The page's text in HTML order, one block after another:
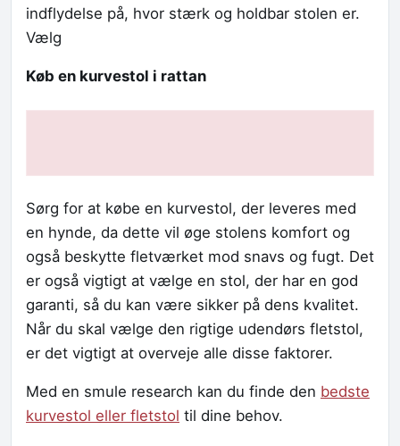
indflydelse på, hvor stærk og holdbar stolen er.
Vælg
Køb en kurvestol i rattan
Sørg for at købe en kurvestol, der leveres med
en hynde, da dette vil øge stolens komfort og
også beskytte fletværket mod snavs og fugt. Det
er også vigtigt at vælge en stol, der har en god
garanti, så du kan være sikker på dens kvalitet.
Når du skal vælge den rigtige udendørs fletstol,
er det vigtigt at overveje alle disse faktorer.
Med en smule research kan du finde den bedste
kurvestol eller fletstol til dine behov.